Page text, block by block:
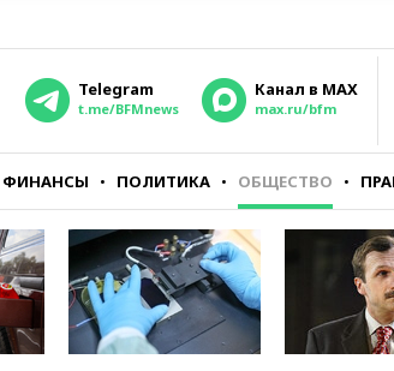
Telegram
t.me/BFMnews
Канал в MAX
max.ru/bfm
ФИНАНСЫ ПОЛИТИКА ОБЩЕСТВО